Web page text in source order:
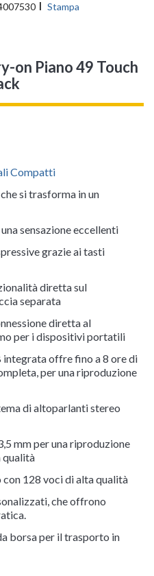
Stampa
on Piano 49 Touch
Compatti
si trasforma in un
sensazione eccellenti
grazie ai tasti
diretta sul
separata
diretta al
per i dispositivi portatili
offre fino a 8 ore di
per una riproduzione
di altoparlanti stereo
mm per una riproduzione
qualità
128 voci di alta qualità
che offrono
borsa per il trasporto in